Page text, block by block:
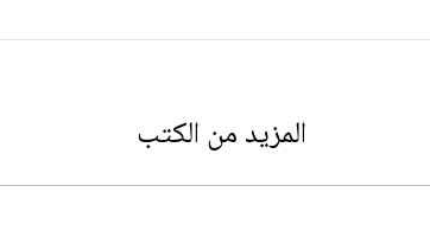
المزيد من الكتب